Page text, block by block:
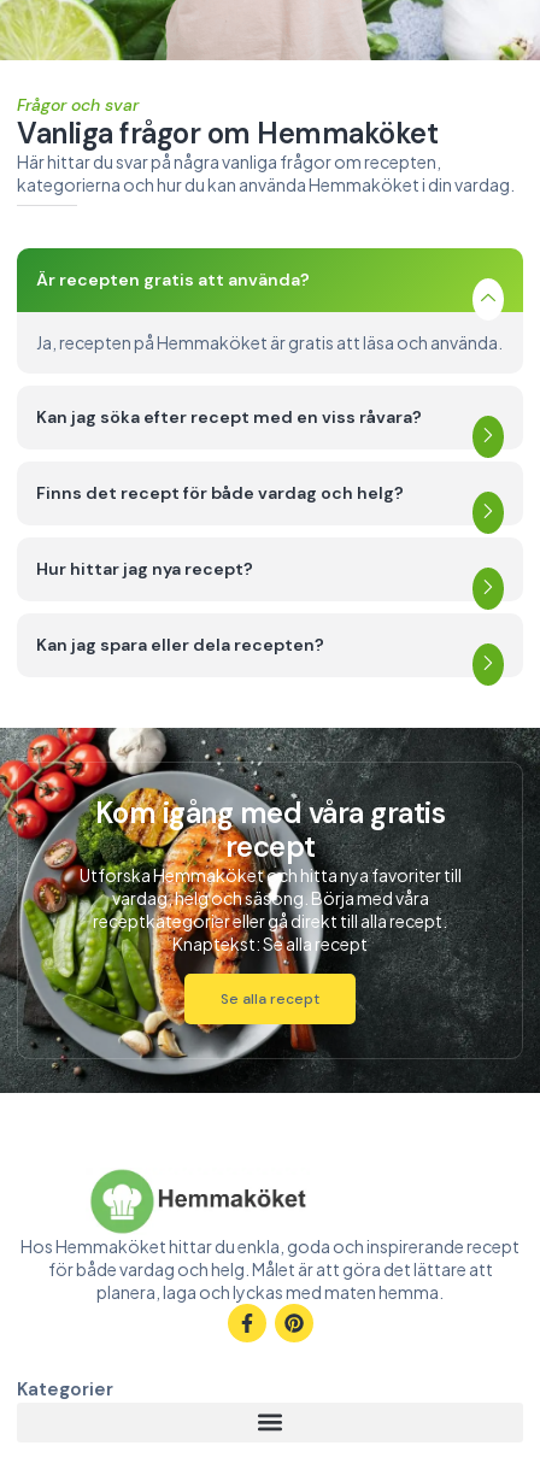
Frågor och svar
Vanliga frågor om Hemmaköket
Här hittar du svar på några vanliga frågor om recepten,
kategorierna och hur du kan använda Hemmaköket i din vardag.
Är recepten gratis att använda?
Ja, recepten på Hemmaköket är gratis att läsa och använda.
Kan jag söka efter recept med en viss råvara?
Finns det recept för både vardag och helg?
Hur hittar jag nya recept?
Kan jag spara eller dela recepten?
Kom igång med våra gratis
recept
Utforska Hemmaköket och hitta nya favoriter till
vardag, helg och säsong. Börja med våra
receptkategorier eller gå direkt till alla recept.
Knaptekst:Se alla recept
Se alla recept
Hos Hemmaköket hittar du enkla, goda och inspirerande recept
för både vardag och helg. Målet är att göra det lättare att
planera, laga och lyckas med maten hemma.
Kategorier